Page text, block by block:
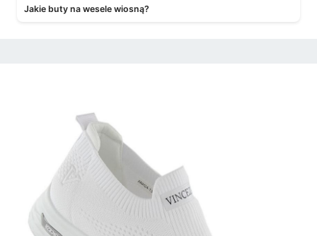
Jakie buty na wesele wiosną?